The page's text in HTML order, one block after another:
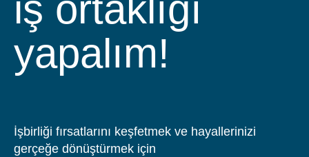
yapalım!
İşbirliği fırsatlarını keşfetmek ve hayallerinizi
gerçeğe dönüştürmek için